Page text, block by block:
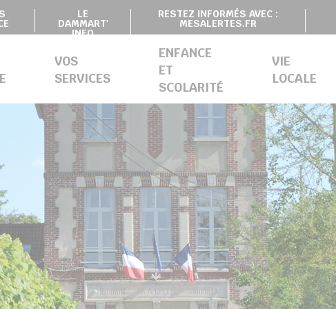
LE
DAMMART'
INFO
RESTEZ INFORMÉS AVEC :
MESALERTES.FR
VOS
SERVICES
ENFANCE
ET
SCOLARITÉ
VIE
LOCALE